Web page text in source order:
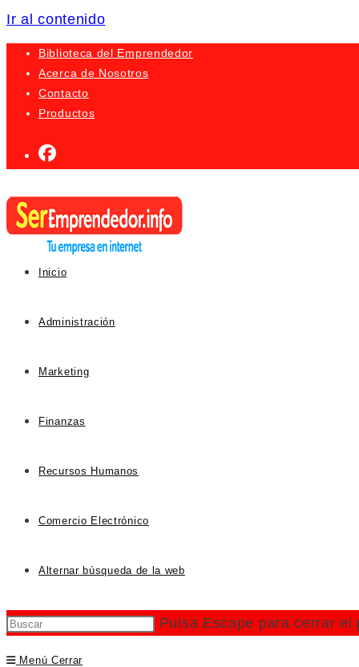
Ir al contenido
Biblioteca del Emprendedor
Acerca de Nosotros
Contacto
Productos
Inicio
Administración
Marketing
Finanzas
Recursos Humanos
Comercio Electrónico
Alternar búsqueda de la web
Pulsa Escape para cerrar el
Menú Cerrar